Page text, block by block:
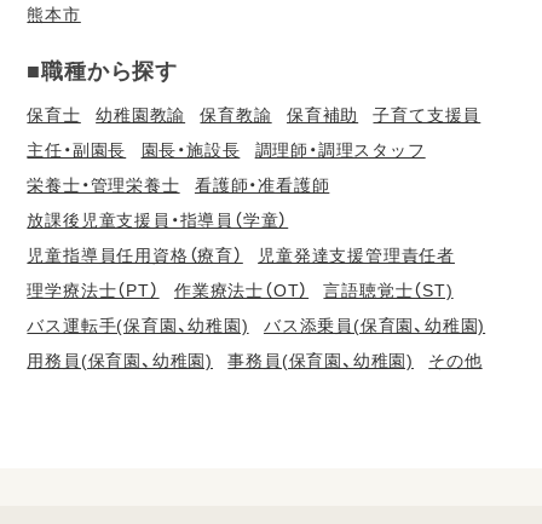
熊本市
■職種から探す
保育士 幼稚園教諭 保育教諭 保育補助
子育て支援員
主任・副園長
園長・施設長
調理師・調理スタッフ
栄養士・管理栄養士
看護師・准看護師
放課後児童支援員・指導員（学童）
児童指導員任用資格（療育）
児童発達支援管理責任者
理学療法士（PT）
作業療法士（OT）
言語聴覚士（ST)
バス運転手(保育園、幼稚園)
バス添乗員(保育園、幼稚園)
用務員(保育園、幼稚園)
事務員(保育園、幼稚園) その他